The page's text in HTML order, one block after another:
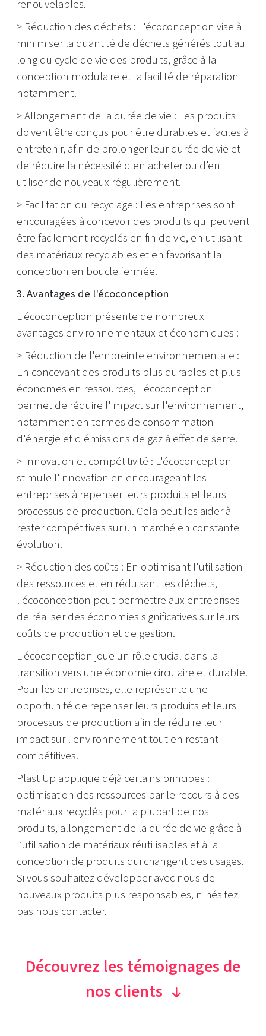
renouvelables.
> Réduction des déchets : L'écoconception vise à
minimiser la quantité de déchets générés tout au
long du cycle de vie des produits, grâce à la
conception modulaire et la facilité de réparation
notamment.
> Allongement de la durée de vie : Les produits
doivent être conçus pour être durables et faciles à
entretenir, afin de prolonger leur durée de vie et
de réduire la nécessité d'en acheter ou d’en
utiliser de nouveaux régulièrement.
> Facilitation du recyclage : Les entreprises sont
encouragées à concevoir des produits qui peuvent
être facilement recyclés en fin de vie, en utilisant
des matériaux recyclables et en favorisant la
conception en boucle fermée.
3. Avantages de l'écoconception
L'écoconception présente de nombreux
avantages environnementaux et économiques :
> Réduction de l'empreinte environnementale :
En concevant des produits plus durables et plus
économes en ressources, l'écoconception
permet de réduire l'impact sur l'environnement,
notamment en termes de consommation
d'énergie et d'émissions de gaz à effet de serre.
> Innovation et compétitivité : L'écoconception
stimule l'innovation en encourageant les
entreprises à repenser leurs produits et leurs
processus de production. Cela peut les aider à
rester compétitives sur un marché en constante
évolution.
> Réduction des coûts : En optimisant l'utilisation
des ressources et en réduisant les déchets,
l'écoconception peut permettre aux entreprises
de réaliser des économies significatives sur leurs
coûts de production et de gestion.
L'écoconception joue un rôle crucial dans la
transition vers une économie circulaire et durable.
Pour les entreprises, elle représente une
opportunité de repenser leurs produits et leurs
processus de production afin de réduire leur
impact sur l'environnement tout en restant
compétitives.
Plast Up applique déjà certains principes :
optimisation des ressources par le recours à des
matériaux recyclés pour la plupart de nos
produits, allongement de la durée de vie grâce à
l’utilisation de matériaux réutilisables et à la
conception de produits qui changent des usages.
Si vous souhaitez développer avec nous de
nouveaux produits plus responsables, n'hésitez
pas nous contacter.
Découvrez les témoignages de
nos clients